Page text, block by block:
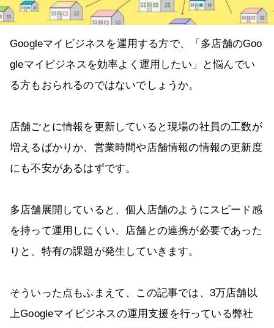
Googleマイビジネスを運用する方で、「多店舗のGoo
gleマイビジネスを効率よく運用したい」と悩んでい
る方もおられるのではないでしょうか。
店舗ごとに情報を更新していると現場の社員の工数が
増えるばかりか、営業時間や店舗情報の情報の更新度
にも不安があるはずです。
多店舗展開していると、個人店舗のようにスピード感
を持って運用しにくい、店舗との連携が必要であった
りと、特有の課題が発生していきます。
そういった点もふまえて、この記事では、3万店舗以
上Googleマイビジネスの運用支援を行っている弊社